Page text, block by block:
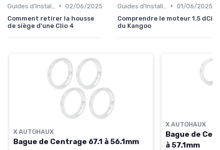
• 02/06/2025
Comment retirer la housse
de siège d'une Clio 4
• 01/06/2025
Comprendre le moteur 1.5 dCi
du Kangoo
X AUTOHAUX
Bague de Centrage 67.1 à 56.1mm
X AUTOHAUX
Bague de
à 57.1mm